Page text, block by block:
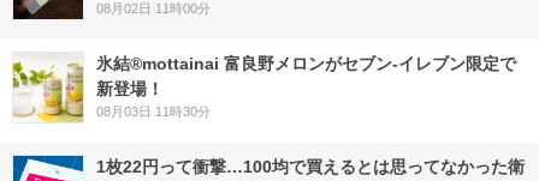
08月02日 11時00分
氷結®mottainai 富良野メロンがセブン‐イレブン限定で
新登場！
08月03日 11時30分
1枚22円って衝撃…100均で買えるとは思ってなかった衛